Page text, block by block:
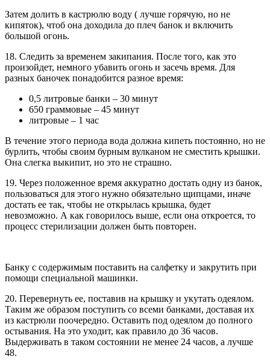
Затем долить в кастрюлю воду ( лучше горячую, но не
кипяток), чтоб она доходила до плеч банок и включить
большой огонь.
18. Следить за временем закипания. После того, как это
произойдет, немного убавить огонь и засечь время. Для
разных баночек понадобится разное время:
0,5 литровые банки – 30 минут
650 граммовые – 45 минут
литровые – 1 час
В течение этого периода вода должна кипеть постоянно, но не
бурлить, чтобы своим бурным вулканом не сместить крышки.
Она слегка выкипит, но это не страшно.
19. Через положенное время аккуратно достать одну из банок,
пользоваться для этого нужно обязательно щипцами, иначе
достать ее так, чтобы не открылась крышка, будет
невозможно. А как говорилось выше, если она откроется, то
процесс стерилизации должен быть повторен.
Банку с содержимым поставить на салфетку и закрутить при
помощи специальной машинки.
20. Перевернуть ее, поставив на крышку и укутать одеялом.
Таким же образом поступить со всеми банками, доставая их
из кастрюли поочередно. Оставить под одеялом до полного
остывания. На это уходит, как правило до 36 часов.
Выдерживать в таком состоянии не менее 24 часов, а лучше
48.